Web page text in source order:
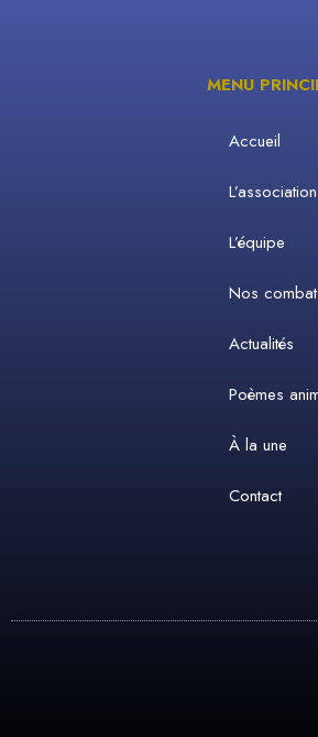
MENU
Accueil
L’association
L’équipe
Nos
Actualités
Poèmes
À la une
Contact